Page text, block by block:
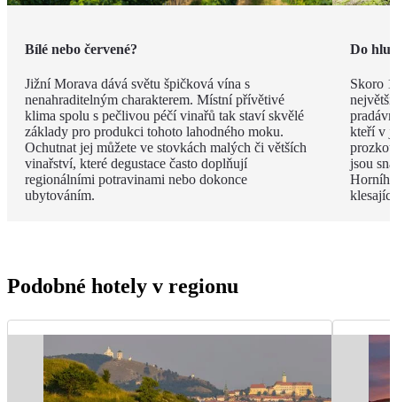
Bílé nebo červené?
Jižní Morava dává světu špičková vína s
nenahraditelným charakterem. Místní přívětivé
klima spolu s pečlivou péčí vinařů tak staví skvělé
základy pro produkci tohoto lahodného moku.
Ochutnat jej můžete ve stovkách malých či větších
vinařství, které degustace často doplňují
regionálními potravinami nebo dokonce
ubytováním.
Do
Skoro
největší
kteří v
jsou
Podobné hotely v regionu